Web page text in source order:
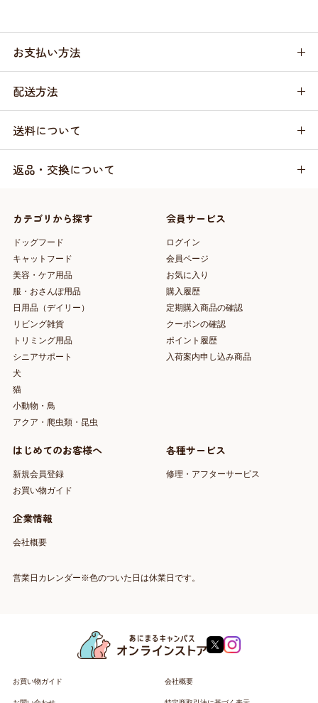
お支払い方法
配送方法
送料について
返品・交換について
カテゴリから探す
ドッグフード
キャットフード
美容・ケア用品
服・おさんぽ用品
日用品（デイリー）
リビング雑貨
トリミング用品
シニアサポート
犬
猫
小動物・鳥
アクア・爬虫類・昆虫
会員サービス
ログイン
会員ページ
お気に入り
購入履歴
定期購入商品の確認
クーポンの確認
ポイント履歴
入荷案内申し込み商品
はじめてのお客様へ
新規会員登録
お買い物ガイド
各種サービス
修理・アフターサービス
企業情報
会社概要
営業日カレンダー※色のついた日は休業日です。
お買い物ガイド 会社概要